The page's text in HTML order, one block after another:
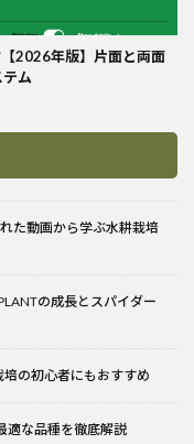
2026年版】片面と両面
ム
た動画から学ぶ水耕栽培
の成長とスパイダー
の初心者にもおすすめ
適な品種を徹底解説